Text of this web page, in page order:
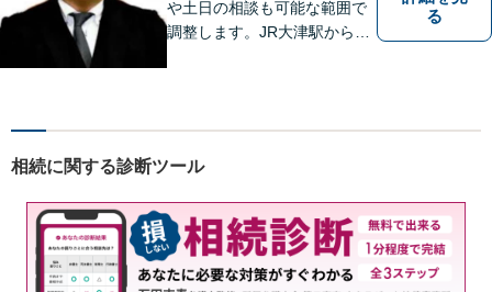
や土日の相談も可能な範囲で
調整します。JR大津駅から徒
位 弁護士ドットコムランキ
現在）】
る
相続に関する診断ツール